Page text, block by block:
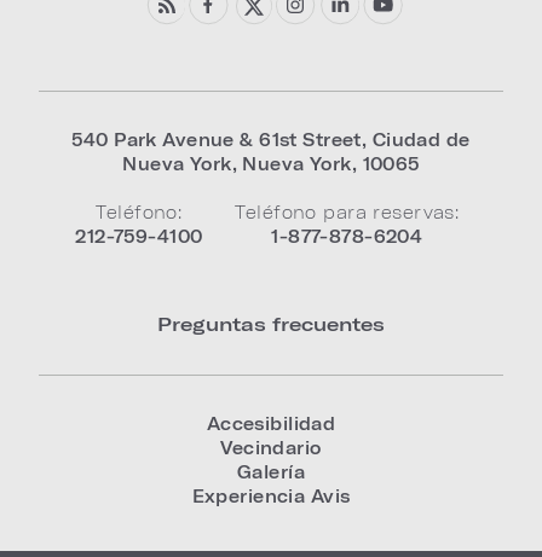
540 Park Avenue & 61st Street, Ciudad de
Nueva York, Nueva York, 10065
Teléfono:
212-759-4100
Teléfono para reservas:
1-877-878-6204
Preguntas frecuentes
Accesibilidad
Vecindario
Galería
Experiencia Avis